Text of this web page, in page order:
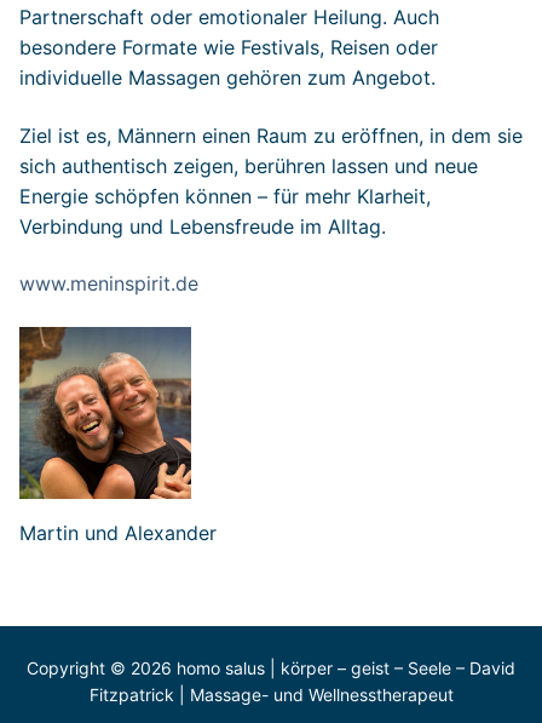
Partnerschaft oder emotionaler Heilung. Auch
besondere Formate wie Festivals, Reisen oder
individuelle Massagen gehören zum Angebot.
Ziel ist es, Männern einen Raum zu eröffnen, in dem sie
sich authentisch zeigen, berühren lassen und neue
Energie schöpfen können – für mehr Klarheit,
Verbindung und Lebensfreude im Alltag.
www.meninspirit.de
Martin und Alexander
Copyright © 2026 homo salus | körper – geist – Seele – David
Fitzpatrick | Massage- und Wellnesstherapeut